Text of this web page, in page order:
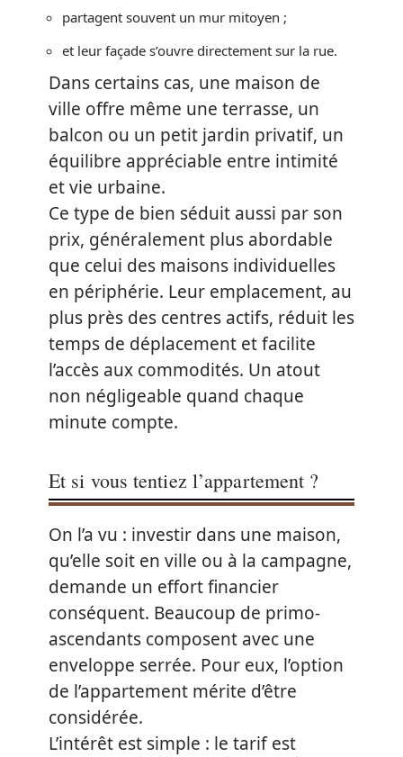
partagent souvent un mur mitoyen ;
et leur façade s’ouvre directement sur la rue.
Dans certains cas, une maison de
ville offre même une terrasse, un
balcon ou un petit jardin privatif, un
équilibre appréciable entre intimité
et vie urbaine.
Ce type de bien séduit aussi par son
prix, généralement plus abordable
que celui des maisons individuelles
en périphérie. Leur emplacement, au
plus près des centres actifs, réduit les
temps de déplacement et facilite
l’accès aux commodités. Un atout
non négligeable quand chaque
minute compte.
Et si vous tentiez l’appartement ?
On l’a vu : investir dans une maison,
qu’elle soit en ville ou à la campagne,
demande un effort financier
conséquent. Beaucoup de primo-
ascendants composent avec une
enveloppe serrée. Pour eux, l’option
de l’appartement mérite d’être
considérée.
L’intérêt est simple : le tarif est